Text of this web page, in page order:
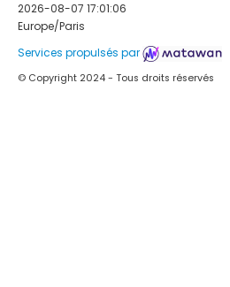
2026-08-07 17:01:06
Europe/Paris
Services propulsés par
© Copyright 2024 - Tous droits réservés